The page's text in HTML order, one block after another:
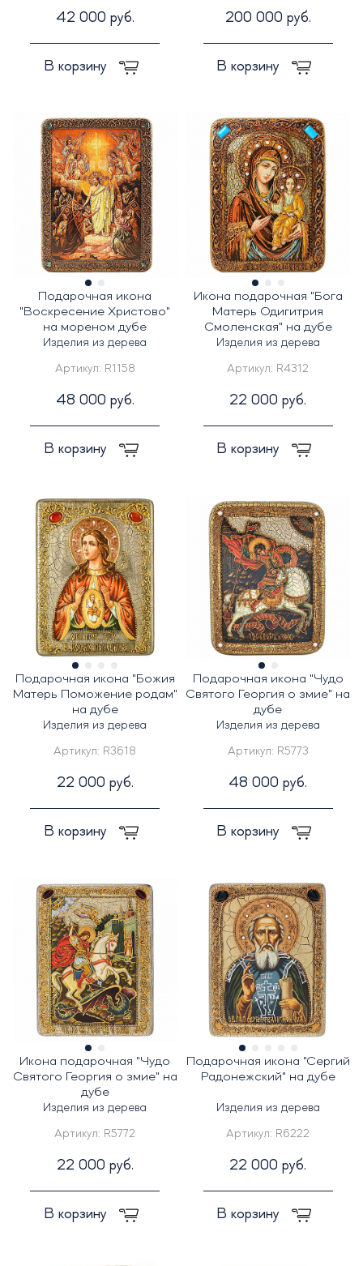
42 000 руб.
В корзину
200 000 руб.
В корзину
Подарочная икона
"Воскресение Христово"
на мореном дубе
Изделия из дерева
Артикул: R1158
48 000 руб.
В корзину
Икона подарочная "Бога
Матерь Одигитрия
Смоленская" на дубе
Изделия из дерева
Артикул: R4312
22 000 руб.
В корзину
Подарочная икона "Божия
Матерь Поможение родам"
на дубе
Изделия из дерева
Артикул: R3618
22 000 руб.
В корзину
Подарочная икона "Чудо
Святого Георгия о змие" на
дубе
Изделия из дерева
Артикул: R5773
48 000 руб.
В корзину
Икона подарочная "Чудо
Святого Георгия о змие" на
дубе
Изделия из дерева
Артикул: R5772
22 000 руб.
В корзину
Подарочная икона "Сергий
Радонежский" на дубе
Изделия из дерева
Артикул: R6222
22 000 руб.
В корзину